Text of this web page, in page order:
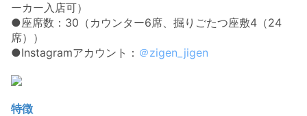
ーカー入店可）
●座席数：30（カウンター6席、掘りごたつ座敷4（24
席））
●Instagramアカウント： ＠zigen_jigen
特徴